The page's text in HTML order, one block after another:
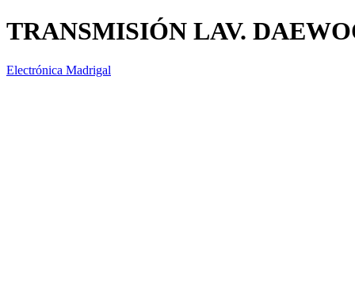
TRANSMISIÓN LAV.
Electrónica Madrigal